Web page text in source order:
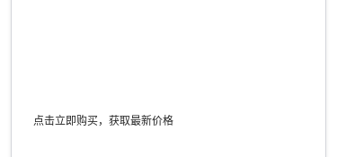
点击立即购买，获取最新价格